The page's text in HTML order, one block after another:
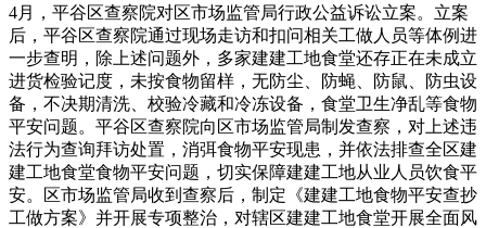
4月，平谷区查察院对区市场监管局行政公益诉讼立案。立案
后，平谷区查察院通过现场走访和扣问相关工做人员等体例进
一步查明，除上述问题外，多家建建工地食堂还存正在未成立
进货检验记度，未按食物留样，无防尘、防蝇、防鼠、防虫设
备，不决期清洗、校验冷藏和冷冻设备，食堂卫生净乱等食物
平安问题。平谷区查察院向区市场监管局制发查察，对上述违
法行为查询拜访处置，消弭食物平安现患，并依法排查全区建
建工地食堂食物平安问题，切实保障建建工地从业人员饮食平
安。区市场监管局收到查察后，制定《建建工地食物平安查抄
工做方案》并开展专项整治，对辖区建建工地食堂开展全面风